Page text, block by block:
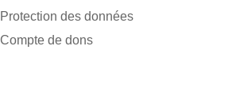
Protection des données
Compte de dons